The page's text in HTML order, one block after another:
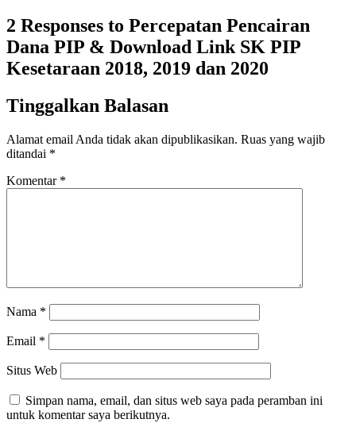
2 Responses to Percepatan Pencairan
Dana PIP & Download Link SK PIP
Kesetaraan 2018, 2019 dan 2020
Tinggalkan Balasan
Alamat email Anda tidak akan dipublikasikan. Ruas yang wajib
ditandai *
Komentar *
Nama *
Email *
Situs Web
Simpan nama, email, dan situs web saya pada peramban ini
untuk komentar saya berikutnya.